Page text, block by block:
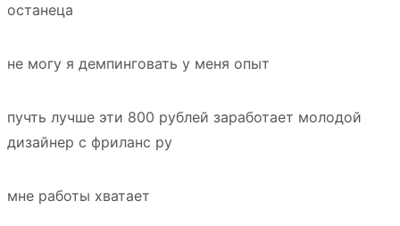
останеца
не могу я демпинговать у меня опыт
пучть лучше эти 800 рублей заработает молодой
дизайнер с фриланс ру
мне работы хватает